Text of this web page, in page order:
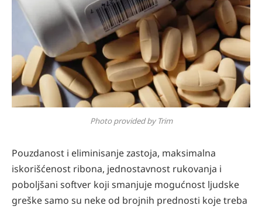
Photo provided by Trim
Pouzdanost i eliminisanje zastoja, maksimalna
iskorišćenost ribona, jednostavnost rukovanja i
poboljšani softver koji smanjuje mogućnost ljudske
greške samo su neke od brojnih prednosti koje treba